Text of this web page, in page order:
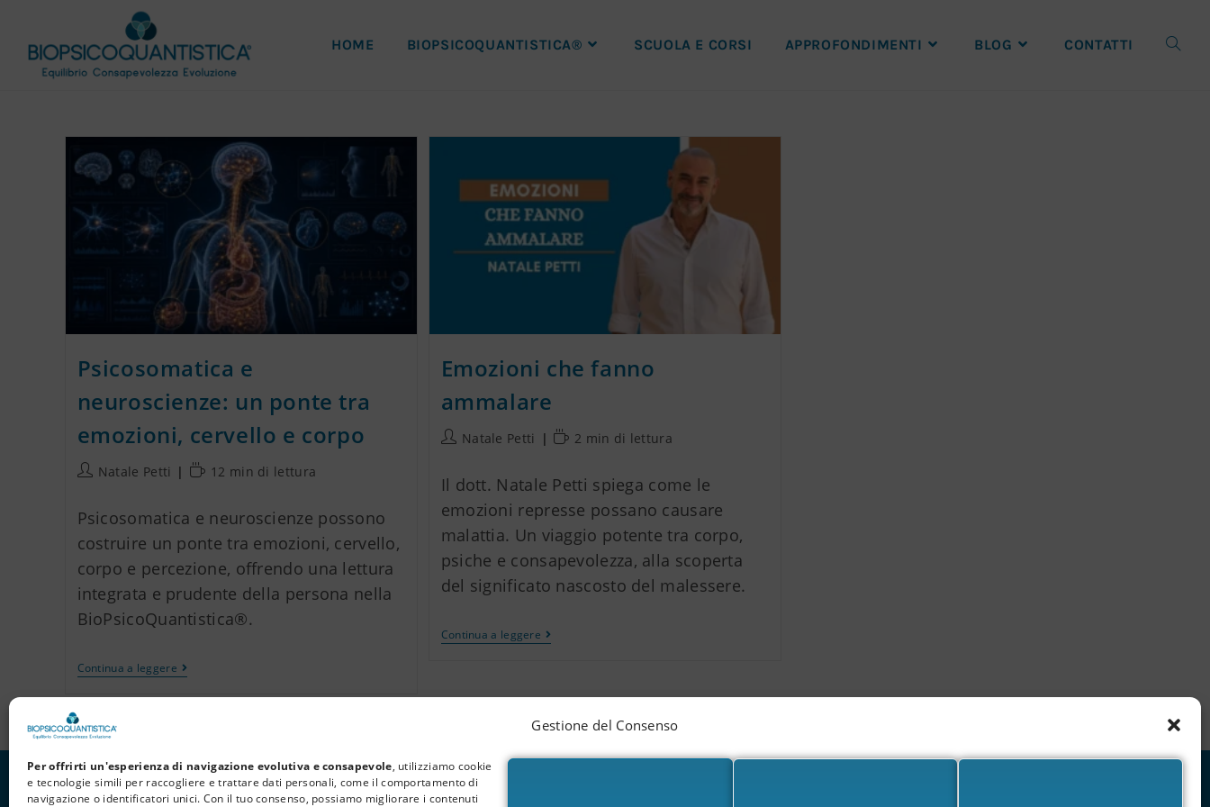
Gestione del Consenso
Per offrirti un'esperienza di navigazione evolutiva e consapevole, utilizziamo cookie
e tecnologie simili per raccogliere e trattare dati personali, come il comportamento di
navigazione o identificatori unici. Con il tuo consenso, possiamo migliorare i contenuti
HOME BIOPSICOQUANTISTICA® SCUOLA E CORSI APPROFONDIMENTI BLOG CONTATTI
Psicosomatica e
neuroscienze: un ponte tra
emozioni, cervello e corpo
Natale Petti 12 min di lettura
Psicosomatica e neuroscienze possono
costruire un ponte tra emozioni, cervello,
corpo e percezione, offrendo una lettura
integrata e prudente della persona nella
BioPsicoQuantistica®.
Continua a leggere
Emozioni che fanno
ammalare
Natale Petti 2 min di lettura
Il dott. Natale Petti spiega come le
emozioni represse possano causare
malattia. Un viaggio potente tra corpo,
psiche e consapevolezza, alla scoperta
del significato nascosto del malessere.
Continua a leggere